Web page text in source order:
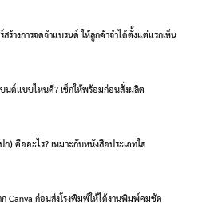
สร้างการจดจำแบรนด์ ให้ลูกค้าจำได้ตั้งแต่แรกเห็น
นด์แบบไหนดี? เช็กให้พร้อมก่อนสั่งผลิต
) คืออะไร? เหมาะกับหนังสือประเภทใด
Canva ก่อนส่งโรงพิมพ์ให้ได้งานพิมพ์คมชัด